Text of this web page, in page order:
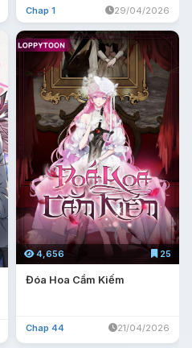
Chap 1 29/04/2026
4,656 25
Đóa Hoa Cầm Kiếm
Chap 44 21/04/2026